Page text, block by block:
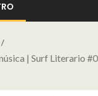
| Surf Literario